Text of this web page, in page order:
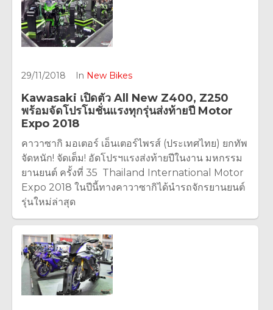
29/11/2018 In New Bikes
Kawasaki เปิดตัว All New Z400, Z250
พร้อมจัดโปรโมชั่นแรงทุกรุ่นส่งท้ายปี Motor
Expo 2018
คาวาซากิ มอเตอร์ เอ็นเตอร์ไพรส์ (ประเทศไทย) ยกทัพ
จัดหนัก! จัดเต็ม! อัดโปรฯแรงส่งท้ายปีในงาน มหกรรม
ยานยนต์ ครั้งที่ 35 Thailand International Motor
Expo 2018 ในปีนี้ทางคาวาซากิได้นำรถจักรยานยนต์
รุ่นใหม่ล่าสุด